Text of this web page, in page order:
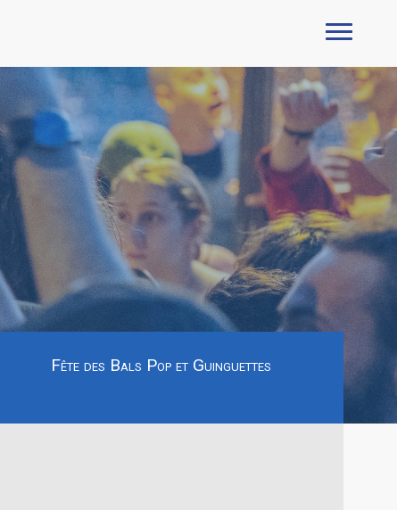
Fête des Bals Pop et Guinguettes